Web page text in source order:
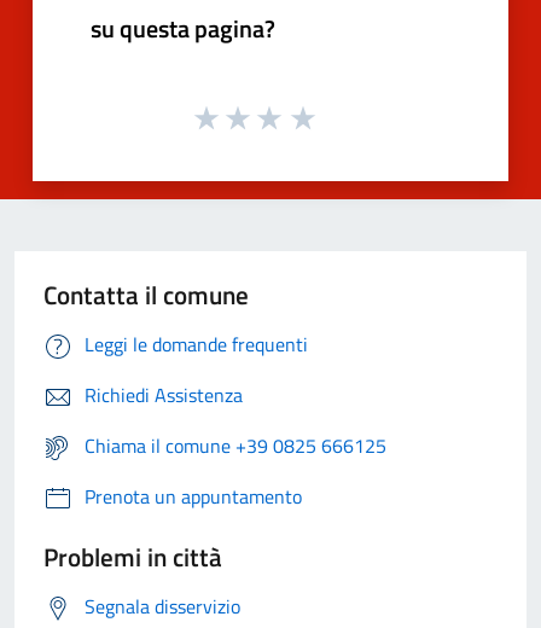
su questa pagina?
Contatta il comune
Leggi le domande frequenti
Richiedi Assistenza
Chiama il comune +39 0825 666125
Prenota un appuntamento
Problemi in città
Segnala disservizio